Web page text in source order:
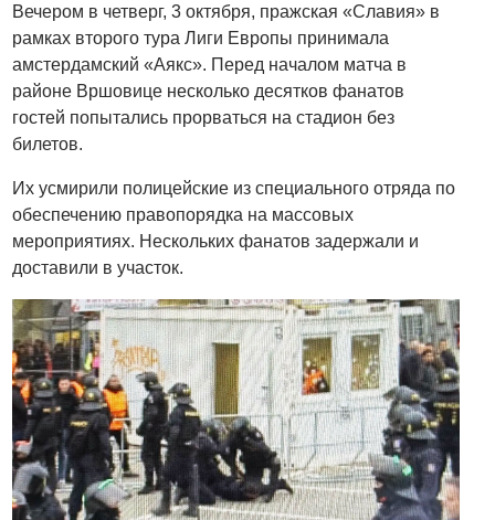
Вечером в четверг, 3 октября, пражская «Славия» в
рамках второго тура Лиги Европы принимала
амстердамский «Аякс». Перед началом матча в
районе Вршовице несколько десятков фанатов
гостей попытались прорваться на стадион без
билетов.
Их усмирили полицейские из специального отряда по
обеспечению правопорядка на массовых
мероприятиях. Нескольких фанатов задержали и
доставили в участок.